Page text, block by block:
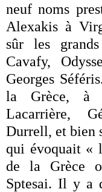
neuf noms
Alexakis à
sûr les
Cavafy,
Georges
la Grèce, à
Lacarrière,
Durrell, et bien
qui évoquait «
de la Grèce
Sptesai. Il y a